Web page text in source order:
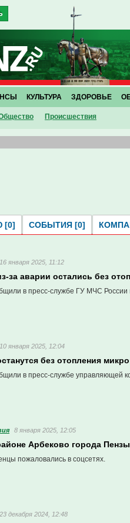
Проиcшествия
КУЛЬТУРА ЗДОРОВЬЕ
[0] СОБЫТИЯ [0]
16 января 2025, 11:12
за аварии остались без
в пресс-службе ГУ МЧС России
10 января 2025, 12:04
без отопления
в пресс-службе управляющей
8 января 2025, 12:05
Арбеково города
пожаловались в соцсетях.
23 декабря 2024, 12:48